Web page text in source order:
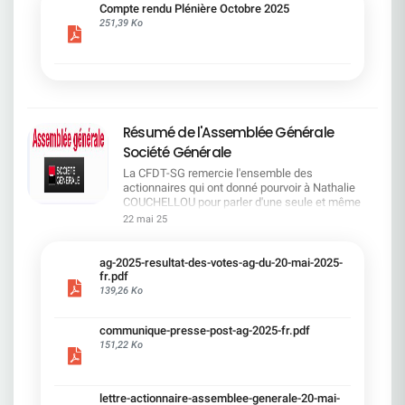
cadre du dialogue social.Bonne lecture !
Compte rendu Plénière Octobre 2025
251,39 Ko
Résumé de l'Assemblée Générale
Société Générale
La CFDT-SG remercie l'ensemble des
actionnaires qui ont donné pourvoir à Nathalie
COUCHELLOU pour parler d'une seule et même
voix.L'assemblée Générale s'est ouverte avec 4
souligné la forte amélioration en 2024 de tous les
facteurs financiers et le premier trimestre 2025
encourageant.Le Directeur Général, Slawomir
solide. Etre une banque simple et intégrée. Etre
une banque efficace. Etre une banque rentable. Le
22 mai 25
ag-2025-resultat-des-votes-ag-du-20-mai-2025-
fr.pdf
139,26 Ko
communique-presse-post-ag-2025-fr.pdf
151,22 Ko
lettre-actionnaire-assemblee-generale-20-mai-